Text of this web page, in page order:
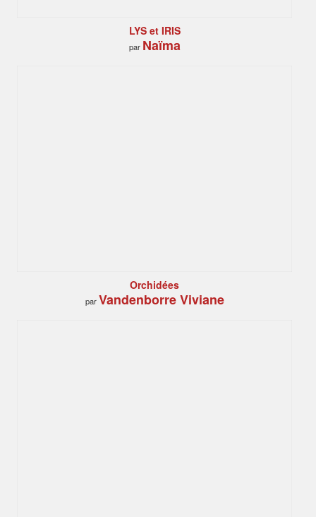
LYS et IRIS
par Naïma
Orchidées
parVandenborre Viviane